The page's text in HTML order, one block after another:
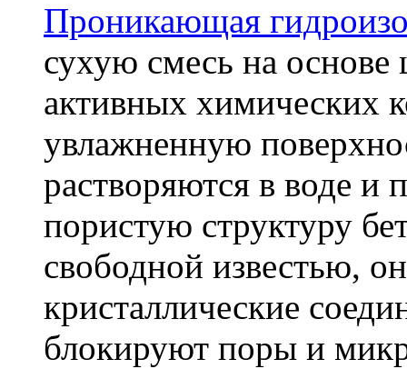
Проникающая
сухую смесь на основе
активных химических
увлажненную
растворяются в воде и
пористую структуру
свободной известью,
кристаллические
блокируют поры и